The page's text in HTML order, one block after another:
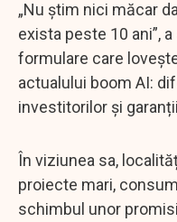
„Nu știm nici măcar
exista peste 10 ani”,
formulare care
actualului boom AI:
investitorilor și
În viziunea sa,
proiecte mari,
schimbul unor